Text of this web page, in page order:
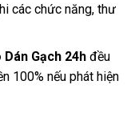
các chức năng, thư
Dán Gạch 24hđều
100% nếu phát hiện